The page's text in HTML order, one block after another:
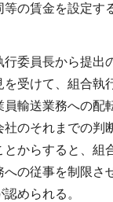
の賃金を設定す
委員長から提出
を受けて、組合執
員輸送業務への配
社のそれまでの判
とからすると、組
への従事を制限さ
められる。